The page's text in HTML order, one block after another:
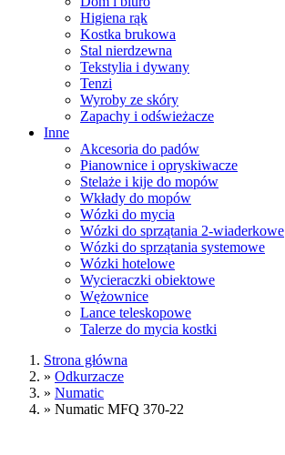
Higiena rąk
Kostka brukowa
Stal nierdzewna
Tekstylia i dywany
Tenzi
Wyroby ze skóry
Zapachy i odświeżacze
Inne
Akcesoria do padów
Pianownice i opryskiwacze
Stelaże i kije do mopów
Wkłady do mopów
Wózki do mycia
Wózki do sprzątania 2-wiaderkowe
Wózki do sprzątania systemowe
Wózki hotelowe
Wycieraczki obiektowe
Wężownice
Lance teleskopowe
Talerze do mycia kostki
Strona główna
» Odkurzacze
» Numatic
» Numatic MFQ 370-22